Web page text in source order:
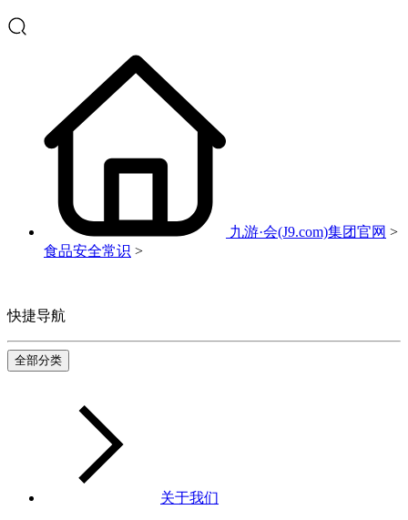
九游·会(J9.com)集团官网 >
食品安全常识 >
快捷导航
全部分类
关于我们